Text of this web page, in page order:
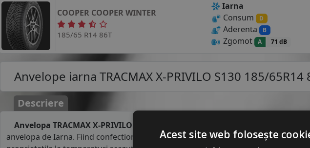
COOPER COOPER WINTER
185/65 R14 86T
Iarna
Consum
D
Aderenta B
Zgomot A 71 dB
Anvelope iarna TRACMAX X-PRIVILO S130 185/65R14
Descriere
Anvelopa TRACMAX X-PRIVILO S130 185/65R14 86H
anvelopa de Iarna. Fiind confectionate dintr-un cauciuc mai moale care isi
Acest site web folosește